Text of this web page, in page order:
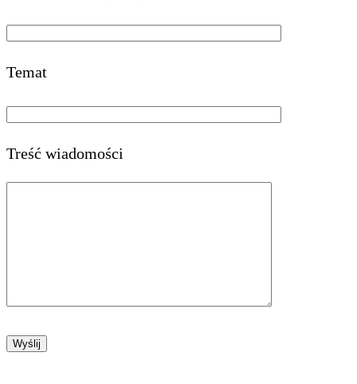
Temat
Treść wiadomości